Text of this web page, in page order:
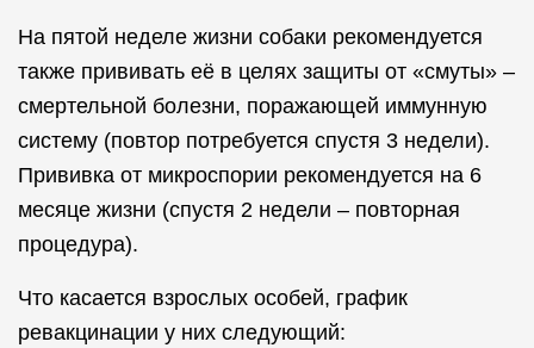
На пятой неделе жизни собаки рекомендуется
также прививать её в целях защиты от «смуты» –
смертельной болезни, поражающей иммунную
систему (повтор потребуется спустя 3 недели).
Прививка от микроспории рекомендуется на 6
месяце жизни (спустя 2 недели – повторная
процедура).
Что касается взрослых особей, график
ревакцинации у них следующий: